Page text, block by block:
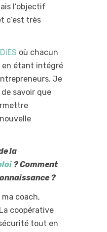
l’objectif
c’est très
DiES où chacun
étant intégré
Je
savoir que
la
? Comment
?
ma coach,
coopérative
tout en